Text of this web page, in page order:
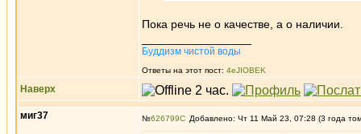
Пока речь не о качестве, а о наличии.
Буддизм чистой воды
Ответы на этот пост: 4eJIOBEK
Наверх
миг37 №626799 Добавлено: Чт 11 Май 23, 07:28 (3 года